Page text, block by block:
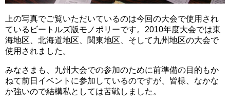
上の写真でご覧いただいているのは今回の大会で使用され
ているビートルズ版モノポリーです。2010年度大会では東
海地区、北海道地区、関東地区、そして九州地区の大会で
使用されました。
みなさまも、九州大会での参加のために前準備の目的もか
ねて前日イベントに参加しているのですが、皆様、なかな
か強いので結構私としては苦戦しました。